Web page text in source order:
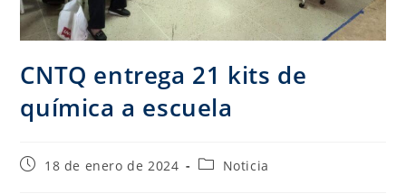
CNTQ entrega 21 kits de
química a escuela
18 de enero de 2024 Noticia